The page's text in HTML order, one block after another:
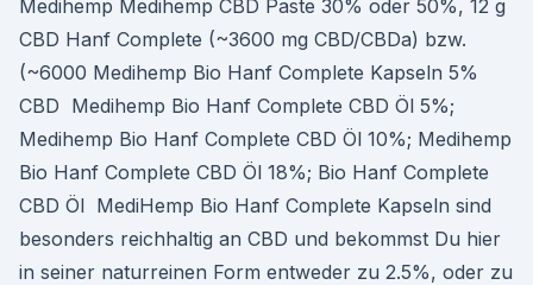
Medihemp Medihemp CBD Paste 30% oder 50%, 12 g
CBD Hanf Complete (~3600 mg CBD/CBDa) bzw.
(~6000 Medihemp Bio Hanf Complete Kapseln 5%
CBD Medihemp Bio Hanf Complete CBD Öl 5%;
Medihemp Bio Hanf Complete CBD Öl 10%; Medihemp
Bio Hanf Complete CBD Öl 18%; Bio Hanf Complete
CBD Öl MediHemp Bio Hanf Complete Kapseln sind
besonders reichhaltig an CBD und bekommst Du hier
in seiner naturreinen Form entweder zu 2.5%, oder zu